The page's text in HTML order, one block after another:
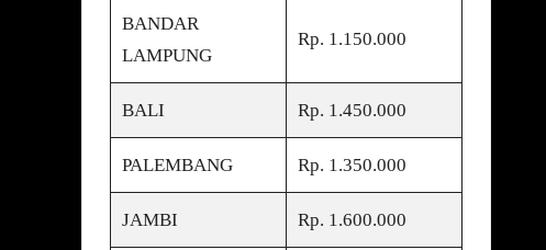
BANDAR
LAMPUNG
Rp. 1.150.000
BALI Rp. 1.450.000
PALEMBANG Rp. 1.350.000
JAMBI Rp. 1.600.000